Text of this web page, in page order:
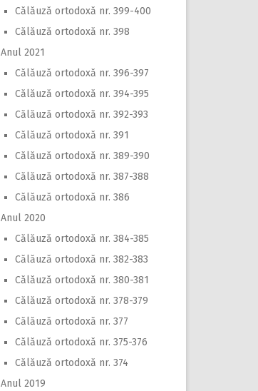
Călăuză ortodoxă nr. 399-400
Călăuză ortodoxă nr. 398
Anul 2021
Călăuză ortodoxă nr. 396-397
Călăuză ortodoxă nr. 394-395
Călăuză ortodoxă nr. 392-393
Călăuză ortodoxă nr. 391
Călăuză ortodoxă nr. 389-390
Călăuză ortodoxă nr. 387-388
Călăuză ortodoxă nr. 386
Anul 2020
Călăuză ortodoxă nr. 384-385
Călăuză ortodoxă nr. 382-383
Călăuză ortodoxă nr. 380-381
Călăuză ortodoxă nr. 378-379
Călăuză ortodoxă nr. 377
Călăuză ortodoxă nr. 375-376
Călăuză ortodoxă nr. 374
Anul 2019